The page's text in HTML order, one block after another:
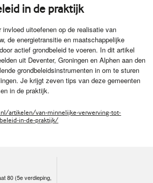
in de praktijk
invloed uitoefenen op de realisatie van
de energietransitie en maatschappelijke
actief grondbeleid te voeren. In dit artikel
uit Deventer, Groningen en Alphen aan den
grondbeleidsinstrumenten in om te sturen
Je krijgt zeven tips van deze gemeenten
in de praktijk.
artikelen/van-minnelijke-verwerving-tot-
in-de-praktijk/
80 (5e verdieping,